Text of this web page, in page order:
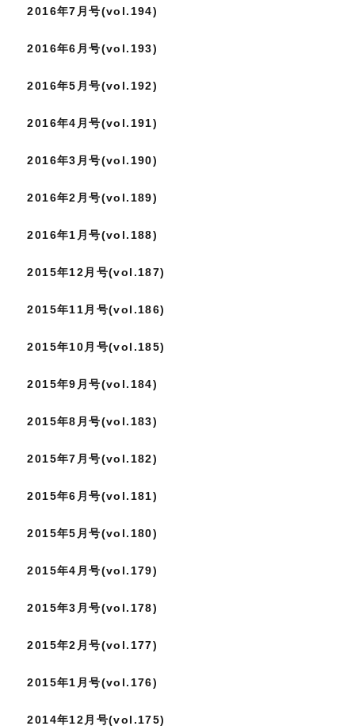
2016年7月号(vol.194)
2016年6月号(vol.193)
2016年5月号(vol.192)
2016年4月号(vol.191)
2016年3月号(vol.190)
2016年2月号(vol.189)
2016年1月号(vol.188)
2015年12月号(vol.187)
2015年11月号(vol.186)
2015年10月号(vol.185)
2015年9月号(vol.184)
2015年8月号(vol.183)
2015年7月号(vol.182)
2015年6月号(vol.181)
2015年5月号(vol.180)
2015年4月号(vol.179)
2015年3月号(vol.178)
2015年2月号(vol.177)
2015年1月号(vol.176)
2014年12月号(vol.175)